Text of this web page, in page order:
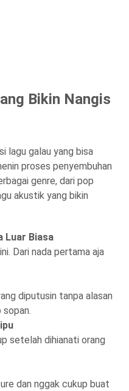
Bikin Nangis
lagu galau yang bisa
proses penyembuhan
genre, dari pop
akustik yang bikin
Luar Biasa
Dari nada pertama aja
diputusin tanpa alasan
setelah dihianati orang
dan nggak cukup buat